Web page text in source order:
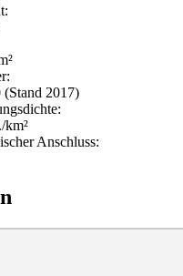
(Stand 2017)
km²
Anschluss: